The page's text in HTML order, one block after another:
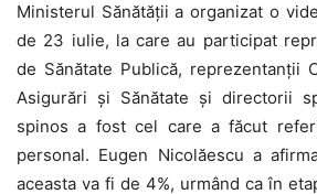
Ministerul Sănătății a organizat o
de 23 iulie, la care au participat
de Sănătate Publică, reprezentanții
Asigurări și Sănătate și directorii
spinos a fost cel care a făcut
personal. Eugen Nicolăescu a
aceasta va fi de 4%, urmând ca în